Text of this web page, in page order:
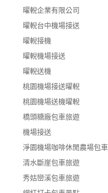
曜輗企業有限公司
曜輗台中機場接送
曜輗接機
曜輗機場接送
曜輗送機
桃園機場接送曜輗
桃園機場送機曜輗
橋頭糖廠包車旅遊
機場接送
淨園機場咖啡休閒農場包車
清水斷崖包車旅遊
秀姑巒溪包車旅遊